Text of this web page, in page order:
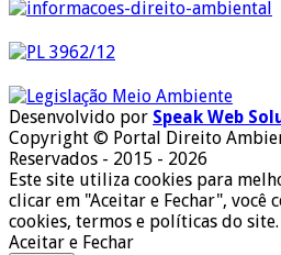
Desenvolvido por Speak Web
Copyright © Portal Direito
Reservados - 2015 - 2026
Este site utiliza cookies para
clicar em "Aceitar e Fechar", você
cookies, termos e políticas do site.
Aceitar e Fechar